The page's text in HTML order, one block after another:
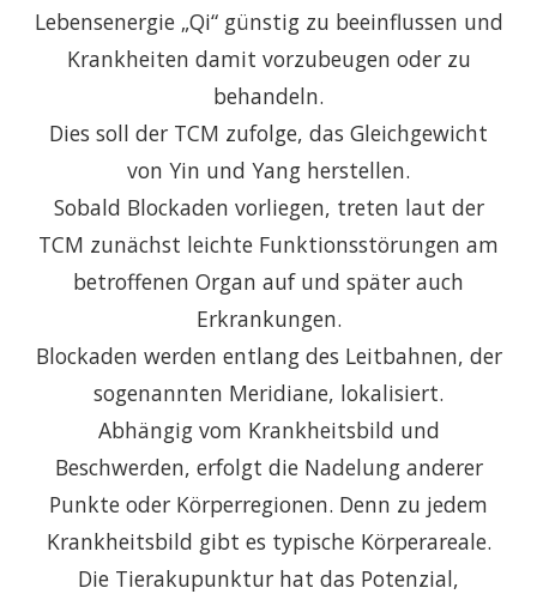
Lebensenergie „Qi“ günstig zu beeinflussen und
Krankheiten damit vorzubeugen oder zu
behandeln.
Dies soll der TCM zufolge, das Gleichgewicht
von Yin und Yang herstellen.
Sobald Blockaden vorliegen, treten laut der
TCM zunächst leichte Funktionsstörungen am
betroffenen Organ auf und später auch
Erkrankungen.
Blockaden werden entlang des Leitbahnen, der
sogenannten Meridiane, lokalisiert.
Abhängig vom Krankheitsbild und
Beschwerden, erfolgt die Nadelung anderer
Punkte oder Körperregionen. Denn zu jedem
Krankheitsbild gibt es typische Körperareale.
Die Tierakupunktur hat das Potenzial,